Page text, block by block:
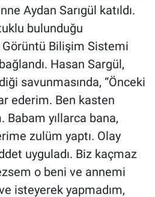
Aydan Sarıgül katıldı.
bulunduğu
Bilişim Sistemi
Hasan Sargül,
savunmasında, “Önceki
ederim. Ben kasten
Babam yıllarca bana,
zulüm yaptı. Olay
uyguladı. Biz kaçmaz
o beni ve annemi
isteyerek yapmadım,